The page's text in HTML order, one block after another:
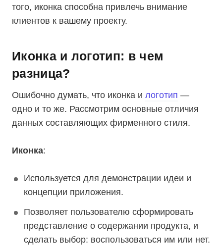
того, иконка способна привлечь внимание
клиентов к вашему проекту.
Иконка и логотип: в чем
разница?
Ошибочно думать, что иконка и логотип —
одно и то же. Рассмотрим основные отличия
данных составляющих фирменного стиля.
Иконка:
Используется для демонстрации идеи и
концепции приложения.
Позволяет пользователю сформировать
представление о содержании продукта, и
сделать выбор: воспользоваться им или нет.